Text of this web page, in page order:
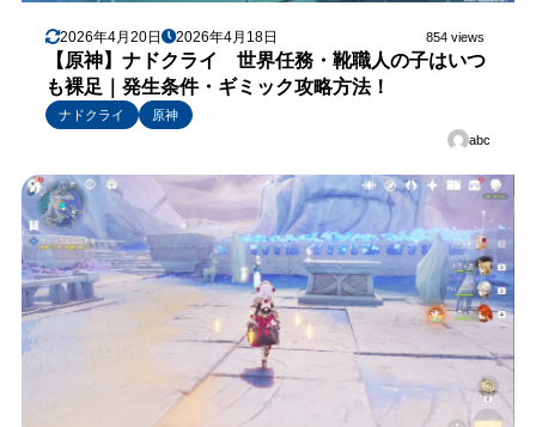
2026年4月20日 2026年4月18日 854 views
【原神】ナドクライ 世界任務・靴職人の子はいつ
も裸足｜発生条件・ギミック攻略方法！
ナドクライ
原神
abc